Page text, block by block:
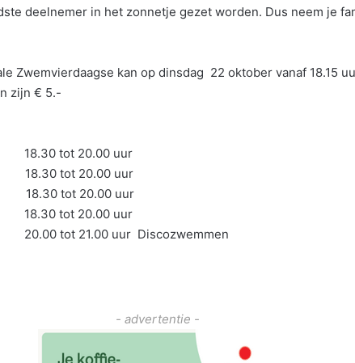
deelnemer in het zonnetje gezet worden. Dus neem je
Zwemvierdaagse kan op dinsdag 22 oktober vanaf 18.15
zijn € 5.-
tot 20.00 uur
tot 20.00 uur
tot 20.00 uur
tot 20.00 uur
tot 21.00 uur Discozwemmen
- advertentie -